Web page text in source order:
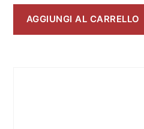
AGGIUNGI AL CARRELLO